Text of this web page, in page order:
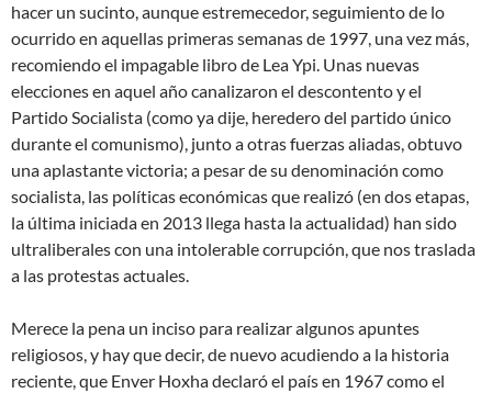
hacer un sucinto, aunque estremecedor, seguimiento de lo
ocurrido en aquellas primeras semanas de 1997, una vez más,
recomiendo el impagable libro de Lea Ypi. Unas nuevas
elecciones en aquel año canalizaron el descontento y el
Partido Socialista (como ya dije, heredero del partido único
durante el comunismo), junto a otras fuerzas aliadas, obtuvo
una aplastante victoria; a pesar de su denominación como
socialista, las políticas económicas que realizó (en dos etapas,
la última iniciada en 2013 llega hasta la actualidad) han sido
ultraliberales con una intolerable corrupción, que nos traslada
a las protestas actuales.
Merece la pena un inciso para realizar algunos apuntes
religiosos, y hay que decir, de nuevo acudiendo a la historia
reciente, que Enver Hoxha declaró el país en 1967 como el